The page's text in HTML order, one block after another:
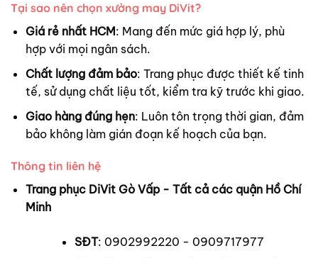
Tại sao nên chọn xưởng may DiVit?
Giá rẻ nhất HCM: Mang đến mức giá hợp lý, phù
hợp với mọi ngân sách.
Chất lượng đảm bảo: Trang phục được thiết kế tinh
tế, sử dụng chất liệu tốt, kiểm tra kỹ trước khi giao.
Giao hàng đúng hẹn: Luôn tôn trọng thời gian, đảm
bảo không làm gián đoạn kế hoạch của bạn.
Thông tin liên hệ
Trang phục DiVit Gò Vấp - Tất cả các quận Hồ Chí
Minh
SĐT: 0902992220 - 0909717977